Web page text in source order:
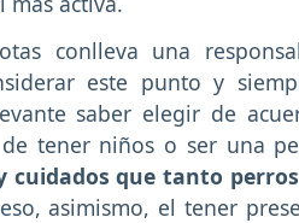
conlleva una
este punto y
saber elegir de
tener niños o ser una
cuidados que tanto
asimismo, el tener